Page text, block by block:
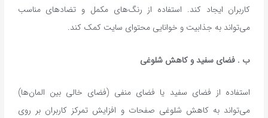
کاربران ایجاد کند. استفاده از رنگ‌های مکمل و تضادهای مناسب
می‌تواند به جذابیت و خوانایی محتوای سایت کمک کند.
ب . فضای سفید و کاهش شلوغی
استفاده از فضای سفید یا فضای منفی (فضای خالی بین المان‌ها)
می‌تواند به کاهش شلوغی صفحات و افزایش تمرکز کاربران بر روی